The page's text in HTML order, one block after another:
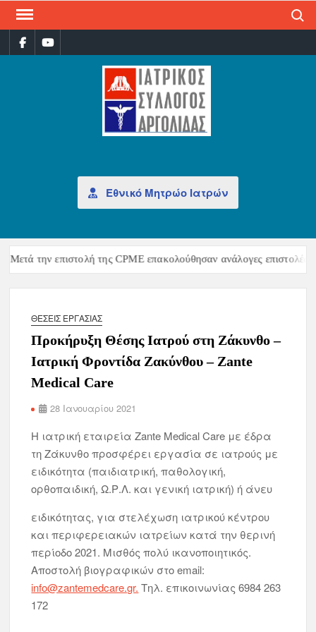
Εθνικό Μητρώο Ιατρών
Μετά την επιστολή της CPME επακολούθησαν ανάλογες επιστολές
ΘΈΣΕΙΣ ΕΡΓΑΣΊΑΣ
Προκήρυξη Θέσης Ιατρού στη Ζάκυνθο –
Ιατρική Φροντίδα Ζακύνθου – Zante
Medical Care
28 Ιανουαρίου 2021
H ιατρική εταιρεία Zante Medical Care με έδρα
τη Ζάκυνθο προσφέρει εργασία σε ιατρούς με
ειδικότητα (παιδιατρική, παθολογική,
ορθοπαιδική, Ω.Ρ.Λ. και γενική ιατρική) ή άνευ
ειδικότητας, για στελέχωση ιατρικού κέντρου
και περιφερειακών ιατρείων κατά την θερινή
περίοδο 2021. Μισθός πολύ ικανοποιητικός.
Αποστολή βιογραφικών στο email:
info@zantemedcare.gr. Τηλ. επικοινωνίας 6984 263
172